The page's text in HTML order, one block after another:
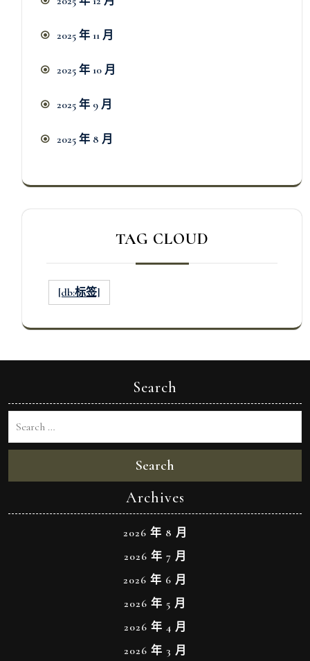
2025 年 11 月
2025 年 10 月
2025 年 9 月
2025 年 8 月
TAG CLOUD
[db:标签]
Search
Search
Archives
2026 年 8 月
2026 年 7 月
2026 年 6 月
2026 年 5 月
2026 年 4 月
2026 年 3 月